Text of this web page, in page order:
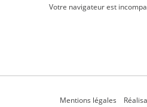
Votre navigateur est
Mentions légales